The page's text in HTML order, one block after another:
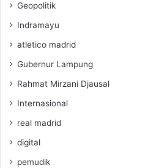
Geopolitik
Indramayu
atletico madrid
Gubernur Lampung
Rahmat Mirzani Djausal
Internasional
real madrid
digital
pemudik